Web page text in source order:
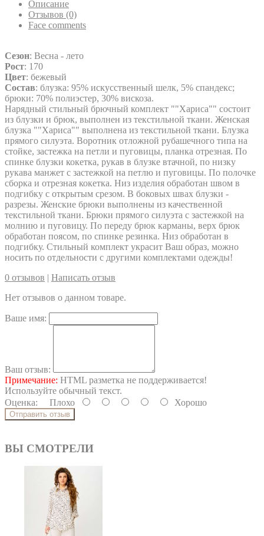
Описание
Отзывов (0)
Face comments
Сезон: Весна - лето
Рост: 170
Цвет: бежевый
Состав: блузка: 95% искусственный шелк, 5% спандекс;
брюки: 70% полиэстер, 30% вискоза.
Нарядный стильный брючный комплект ""Хариса"" состоит
из блузки и брюк, выполнен из текстильной ткани. Женская
блузка ""Хариса"" выполнена из текстильной ткани. Блузка
прямого силуэта. Воротник отложной рубашечного типа на
стойке, застежка на петли и пуговицы, планка отрезная. По
спинке блузки кокетка, рукав в блузке втачной, по низку
рукава манжет с застежкой на петлю и пуговицы. По полочке
сборка и отрезная кокетка. Низ изделия обработан швом в
подгибку с открытым срезом. В боковых швах блузки -
разрезы. Женские брюки выполнены из качественной
текстильной ткани. Брюки прямого силуэта с застежкой на
молнию и пуговицу. По переду брюк карманы, верх брюк
обработан поясом, по спинке резинка. Низ обработан в
подгибку. Стильный комплект украсит Ваш образ, можно
носить по отдельности с другими комплектами одежды!
0 отзывов | Написать отзыв
Нет отзывов о данном товаре.
Ваше имя:
Ваш отзыв:
Примечание: HTML разметка не поддерживается!
Используйте обычный текст.
Оценка: Плохо Хорошо
Отправить отзыв
ВЫ СМОТРЕЛИ